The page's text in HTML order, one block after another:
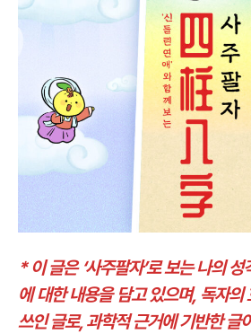
* 이 글은 ‘사주팔자’로 보는 나의
에 대한 내용을 담고 있으며, 독자의
쓰인 글로, 과학적 근거에 기반한 글